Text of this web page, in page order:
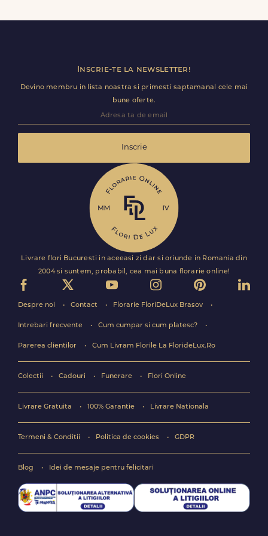
Florile sunt livrate rapid, direct de curierii nostri proprii.
Inscrie-te la newsletter!
Devino membru in lista noastra si primesti saptamanal cele mai
bune oferte.
Inscrie
Livrare flori Bucuresti in aceeasi zi dar si oriunde in Romania din
2004 si suntem, probabil, cea mai buna florarie online!
Despre noi Contact Florarie FloriDeLux Brasov
Intrebari frecvente Cum cumpar si cum platesc?
Parerea clientilor Cum Livram Florile La FlorideLux.Ro
Colectii Cadouri Funerare Flori Online
Livrare Gratuita 100% Garantie Livrare Nationala
Termeni & Conditii Politica de cookies GDPR
Blog Idei de mesaje pentru felicitari